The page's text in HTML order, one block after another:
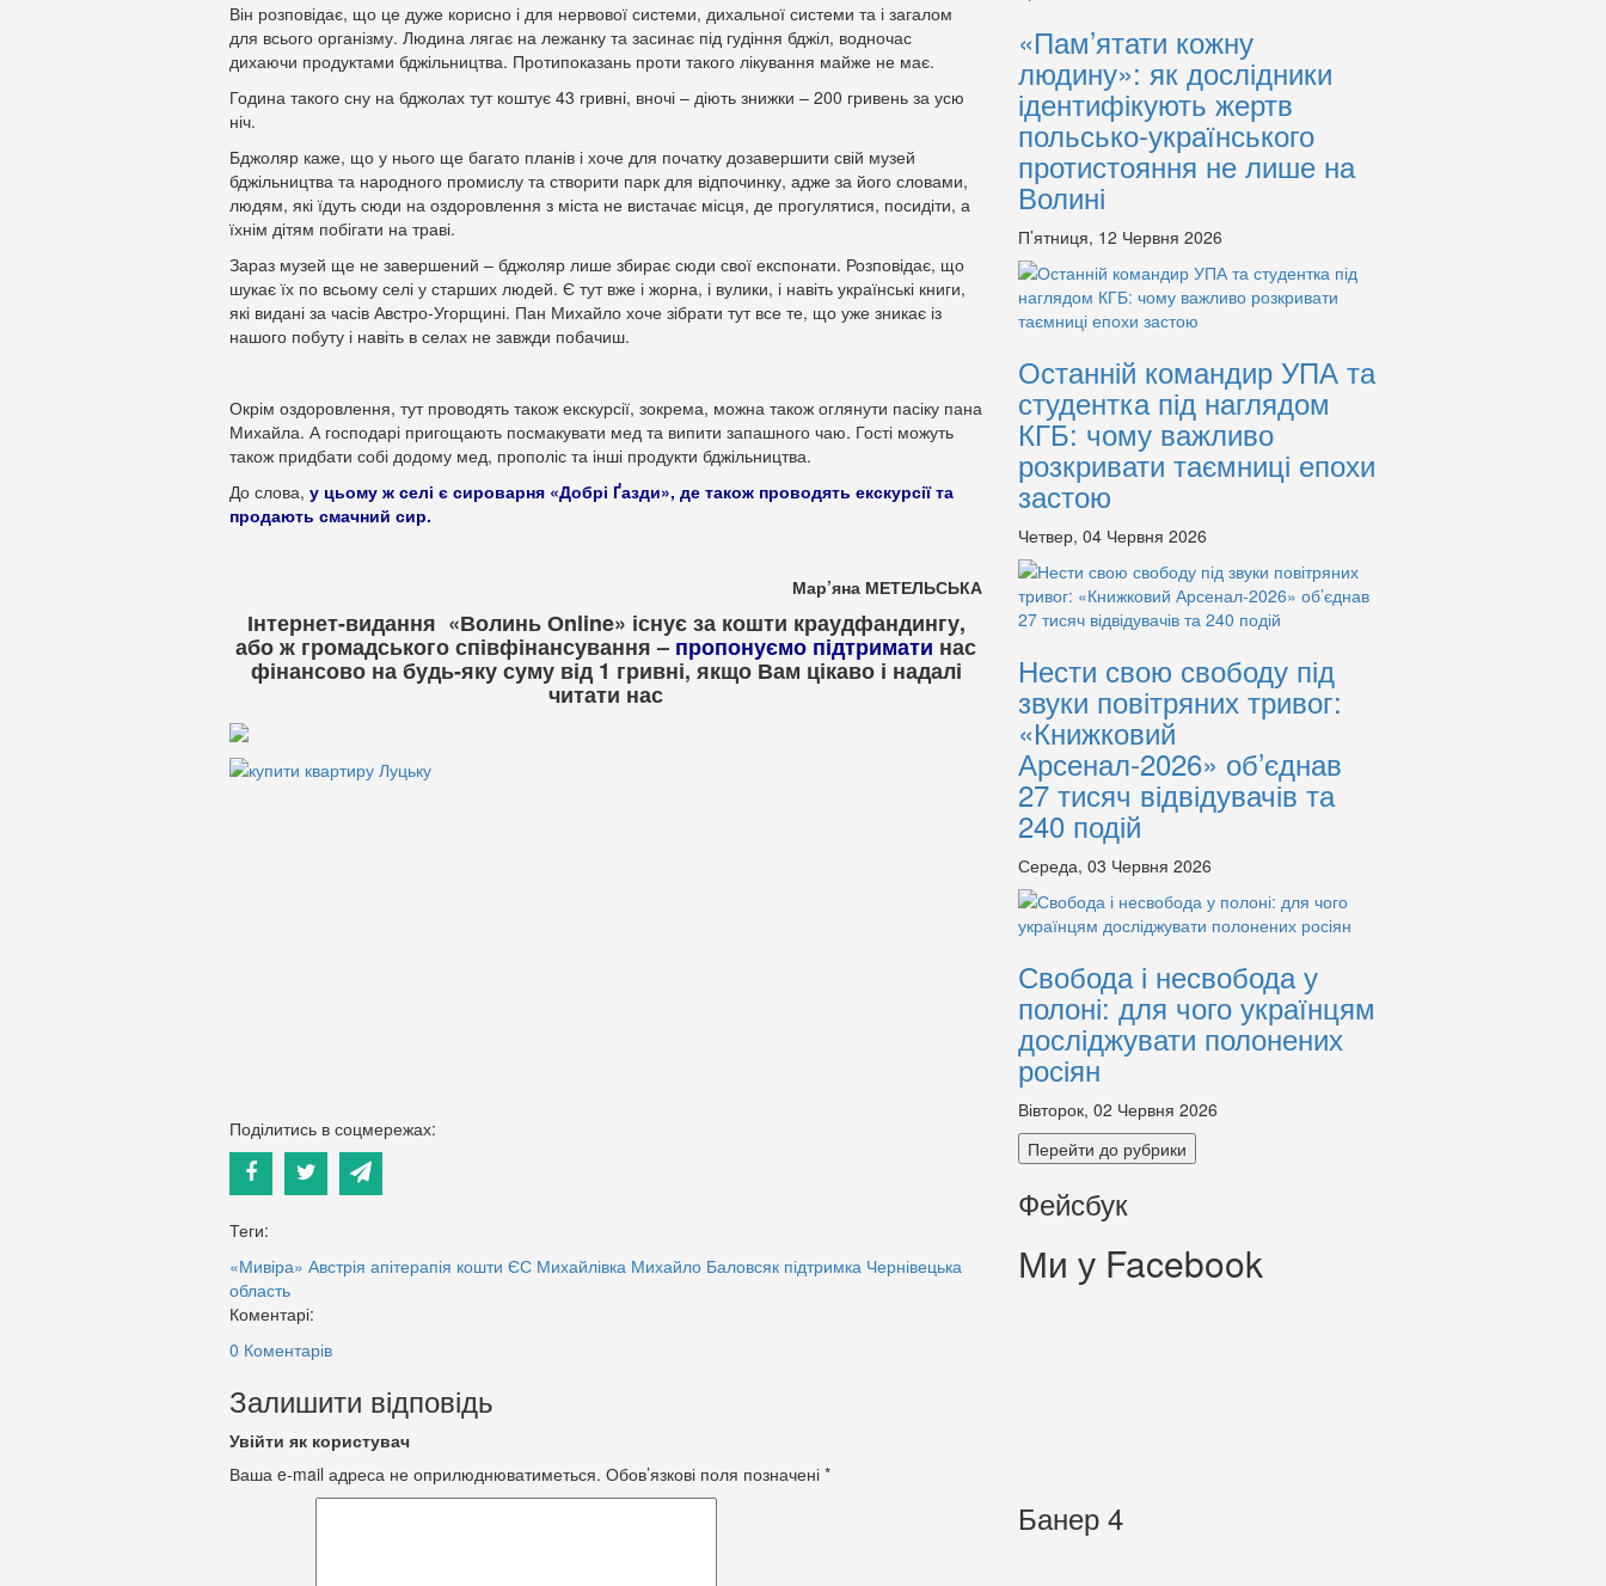
Він розповідає, що це дуже корисно і для нервової системи, дихальної системи та і загалом
для всього організму. Людина лягає на лежанку та засинає під гудіння бджіл, водночас
дихаючи продуктами бджільництва. Протипоказань проти такого лікування майже не має.
Година такого сну на бджолах тут коштує 43 гривні, вночі – діють знижки – 200 гривень за усю
ніч.
Бджоляр каже, що у нього ще багато планів і хоче для початку дозавершити свій музей
бджільництва та народного промислу та створити парк для відпочинку, адже за його словами,
людям, які їдуть сюди на оздоровлення з міста не вистачає місця, де прогулятися, посидіти, а
їхнім дітям побігати на траві.
Зараз музей ще не завершений – бджоляр лише збирає сюди свої експонати. Розповідає, що
шукає їх по всьому селі у старших людей. Є тут вже і жорна, і вулики, і навіть українські книги,
які видані за часів Австро-Угорщині. Пан Михайло хоче зібрати тут все те, що уже зникає із
нашого побуту і навіть в селах не завжди побачиш.
Окрім оздоровлення, тут проводять також екскурсії, зокрема, можна також оглянути пасіку пана
Михайла. А господарі пригощають посмакувати мед та випити запашного чаю. Гості можуть
також придбати собі додому мед, прополіс та інші продукти бджільництва.
До слова, у цьому ж селі є сироварня «Добрі Ґазди», де також проводять екскурсії та
продають смачний сир.
Мар’яна МЕТЕЛЬСЬКА
Інтернет-видання «Волинь Оnline» існує за кошти краудфандингу,
або ж громадського співфінансування – пропонуємо підтримати нас
фінансово на будь-яку суму від 1 гривні, якщо Вам цікаво і надалі
читати нас
Поділитись в соцмережах:
Теги:
«Мивіра» Австрія апітерапія кошти ЄС Михайлівка Михайло Баловсяк підтримка Чернівецька
область
Коментарі:
0 Коментарів
Залишити відповідь
Увійти як користувач
Ваша e-mail адреса не оприлюднюватиметься. Обов’язкові поля позначені *
«Пам’ятати кожну
людину»: як дослідники
ідентифікують жертв
польсько-українського
протистояння не лише на
Волині
П’ятниця, 12 Червня 2026
Останній командир УПА та
студентка під наглядом
КГБ: чому важливо
розкривати таємниці епохи
застою
Четвер, 04 Червня 2026
Нести свою свободу під
звуки повітряних тривог:
«Книжковий
Арсенал-2026» об’єднав
27 тисяч відвідувачів та
240 подій
Середа, 03 Червня 2026
Свобода і несвобода у
полоні: для чого українцям
досліджувати полонених
росіян
Вівторок, 02 Червня 2026
Перейти до рубрики
Фейсбук
Ми у Facebook
Банер 4